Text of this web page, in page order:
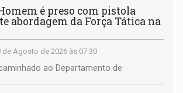
é preso com pistola
abordagem da Força Tática na
de Agosto de 2026 às 07:30
ao Departamento de